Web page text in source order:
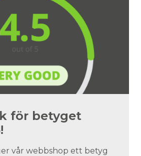
för betyget
vår webbshop ett betyg